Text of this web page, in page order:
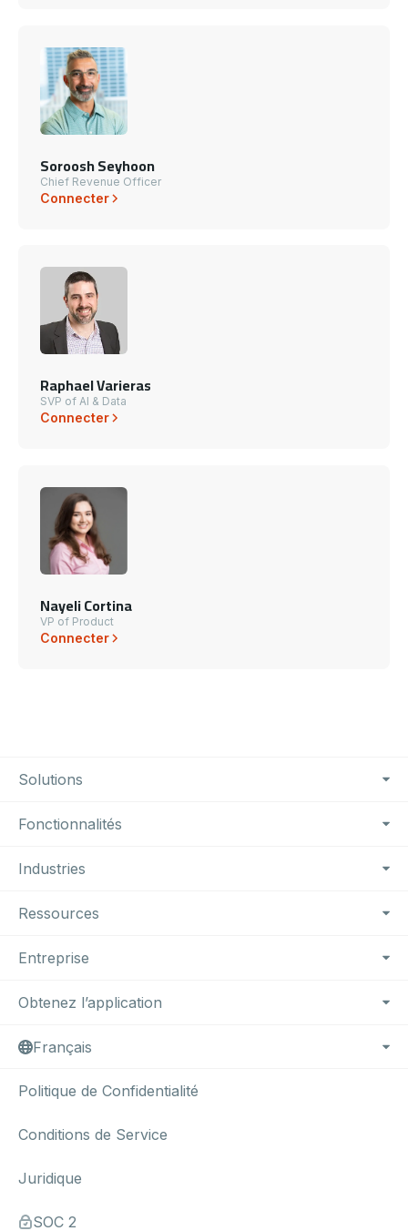
Soroosh Seyhoon
Chief Revenue Officer
Connecter
Raphael Varieras
SVP of AI & Data
Connecter
Nayeli Cortina
VP of Product
Connecter
Footer Navigation
Solutions
Fonctionnalités
Industries
Ressources
Entreprise
Obtenez l’application
Français
Politique de Confidentialité
Conditions de Service
Juridique
SOC 2